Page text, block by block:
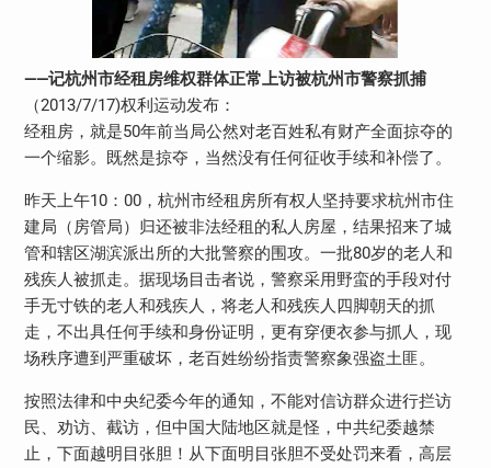
——记杭州市经租房维权群体正常上访被杭州市警察抓捕
（2013/7/17)权利运动发布：
经租房，就是50年前当局公然对老百姓私有财产全面掠夺的
一个缩影。既然是掠夺，当然没有任何征收手续和补偿了。
昨天上午10：00，杭州市经租房所有权人坚持要求杭州市住
建局（房管局）归还被非法经租的私人房屋，结果招来了城
管和辖区湖滨派出所的大批警察的围攻。一批80岁的老人和
残疾人被抓走。据现场目击者说，警察采用野蛮的手段对付
手无寸铁的老人和残疾人，将老人和残疾人四脚朝天的抓
走，不出具任何手续和身份证明，更有穿便衣参与抓人，现
场秩序遭到严重破坏，老百姓纷纷指责警察象强盗土匪。
按照法律和中央纪委今年的通知，不能对信访群众进行拦访
民、劝访、截访，但中国大陆地区就是怪，中共纪委越禁
止，下面越明目张胆！从下面明目张胆不受处罚来看，高层